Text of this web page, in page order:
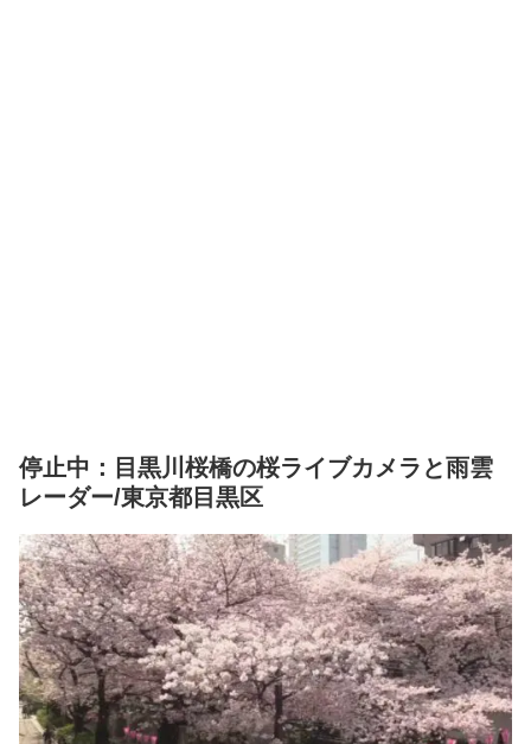
停止中：目黒川桜橋の桜ライブカメラと雨雲
レーダー/東京都目黒区